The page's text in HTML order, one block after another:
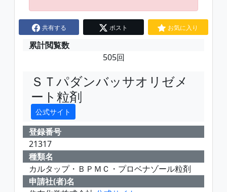
共有する ポスト お気に入り
累計閲覧数
505回
ＳＴパダンバッサオリゼメ
ート粒剤
公式サイト
登録番号
21317
種類名
カルタップ・ＢＰＭＣ・プロベナゾール粒剤
申請社(者)名